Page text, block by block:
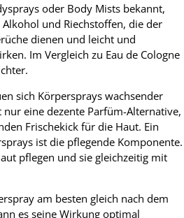
oder Body Mists bekannt,
und Riechstoffen, die der
dienen und leicht und
Im Vergleich zu Eau de Cologne
sich Körpersprays wachsender
eine dezente Parfüm-Alternative,
Frischekick für die Haut. Ein
ist die pflegende Komponente.
pflegen und sie gleichzeitig mit
am besten gleich nach dem
es seine Wirkung optimal